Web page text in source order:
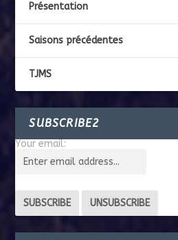
Présentation
Saisons précédentes
TJMS
SUBSCRIBE2
Your email: